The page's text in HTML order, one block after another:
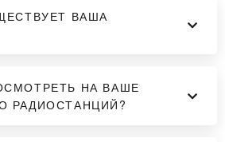
ВАША
НА ВАШЕ
РАДИОСТАНЦИЙ?